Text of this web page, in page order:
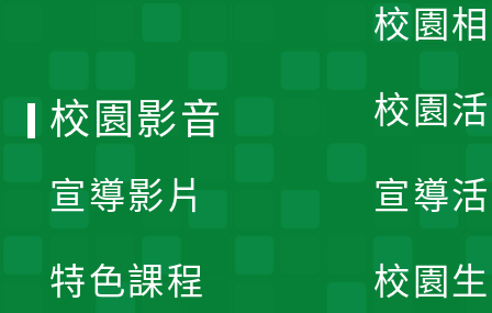
校園
校園
宣導
校園
校園影音
宣導影片
特色課程